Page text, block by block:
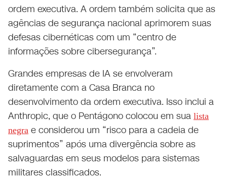
ordem executiva. A ordem também solicita que as
agências de segurança nacional aprimorem suas
defesas cibernéticas com um “centro de
informações sobre cibersegurança”.
Grandes empresas de IA se envolveram
diretamente com a Casa Branca no
desenvolvimento da ordem executiva. Isso inclui a
Anthropic, que o Pentágono colocou em sua lista
negra e considerou um “risco para a cadeia de
suprimentos” após uma divergência sobre as
salvaguardas em seus modelos para sistemas
militares classificados.